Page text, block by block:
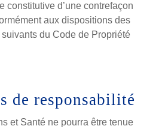
constitutive d’une contrefaçon
aux dispositions des
du Code de Propriété
de responsabilité
et Santé ne pourra être tenue